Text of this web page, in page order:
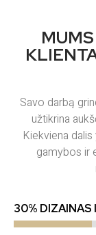
Savo darbą
užtikrina
Kiekviena
gamybos ir
30% DIZAINAS